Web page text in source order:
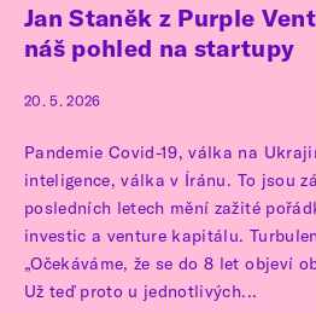
Jan Staněk z Purple
náš pohled na startupy
20. 5. 2026
Pandemie Covid-19, válka na
inteligence, válka v Íránu. To jsou
posledních letech mění zažité
investic a venture kapitálu.
„Očekáváme, že se do 8 let objeví
Už teď proto u jednotlivých...